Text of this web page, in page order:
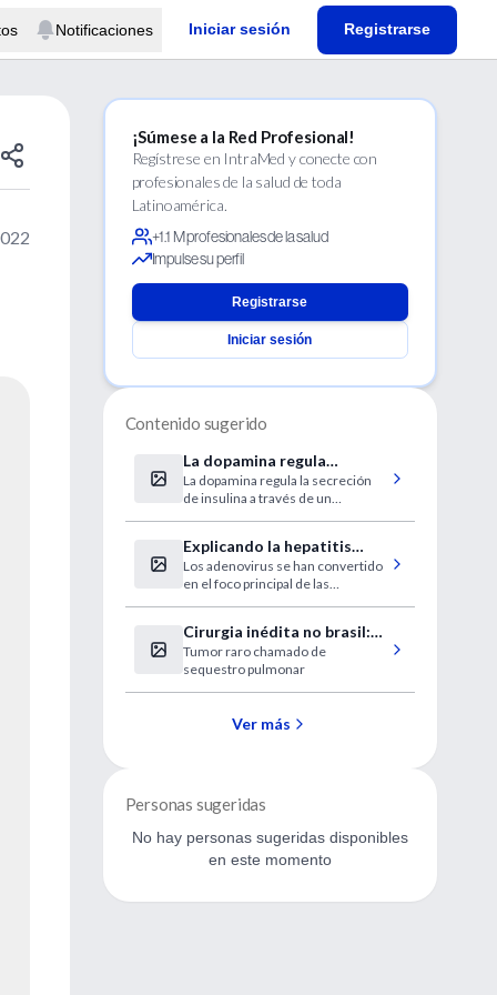
Notificaciones Iniciar sesión Registrarse
¡Súmese a la Red Profesional!
Regístrese en IntraMed y conecte con
profesionales de la salud de toda
Latinoamérica.
+1.1 M profesionales de la salud
Impulse su perfil
Registrarse
Iniciar sesión
Contenido sugerido
La dopamina regula
negativamente la secreción
de insulina
La dopamina regula la secreción
de insulina a través de un
Explicando la hepatitis
inexplicable en niños
Los adenovirus se han convertido
en el foco principal de las
Cirurgia inédita no brasil:
médica “queima” tumor de
bebê ainda no útero
Tumor raro chamado de
sequestro pulmonar
Ver más
Personas sugeridas
No hay personas sugeridas disponibles
en este momento